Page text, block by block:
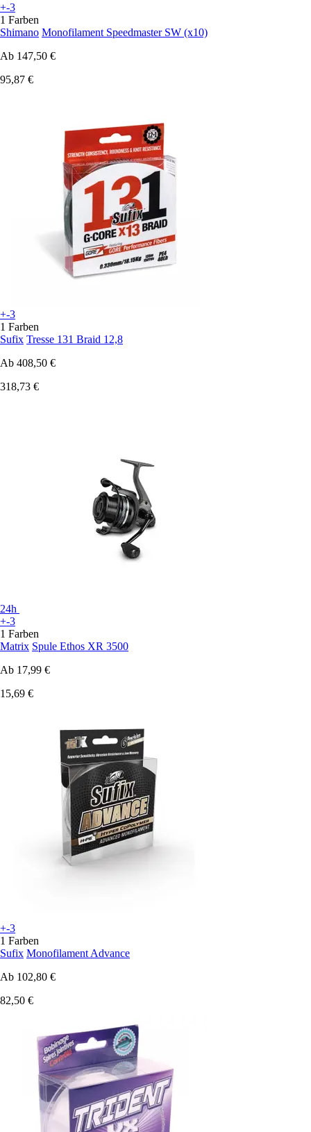
+-3
1 Farben
Shimano Monofilament Speedmaster SW (x10)
Ab 147,50 €
95,87 €
+-3
1 Farben
Sufix Tresse 131 Braid 12,8
Ab 408,50 €
318,73 €
24h
+-3
1 Farben
Matrix Spule Ethos XR 3500
Ab 17,99 €
15,69 €
+-3
1 Farben
Sufix Monofilament Advance
Ab 102,80 €
82,50 €